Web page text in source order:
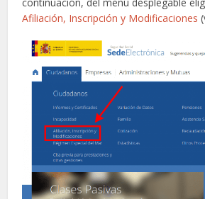
Afiliación, Inscripción y Modificaciones